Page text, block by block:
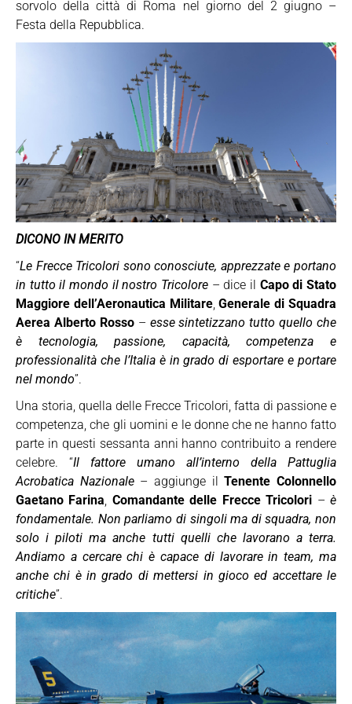
sorvolo della città di Roma nel giorno del 2 giugno –
Festa della Repubblica.
DICONO IN MERITO
“Le Frecce Tricolori sono conosciute, apprezzate e portano
in tutto il mondo il nostro Tricolore – dice il Capo di Stato
Maggiore dell’Aeronautica Militare,Generale di Squadra
Aerea Alberto Rosso– esse sintetizzano tutto quello che
è tecnologia, passione, capacità, competenza e
professionalità che l’Italia è in grado di esportare e portare
nel mondo”.
Una storia, quella delle Frecce Tricolori, fatta di passione e
competenza, che gli uomini e le donne che ne hanno fatto
parte in questi sessanta anni hanno contribuito a rendere
celebre. “Il fattore umano all’interno della Pattuglia
Acrobatica Nazionale– aggiunge ilTenente Colonnello
Gaetano Farina, Comandante delle Frecce Tricolori –è
fondamentale. Non parliamo di singoli ma di squadra, non
solo i piloti ma anche tutti quelli che lavorano a terra.
Andiamo a cercare chi è capace di lavorare in team, ma
anche chi è in grado di mettersi in gioco ed accettare le
critiche”.